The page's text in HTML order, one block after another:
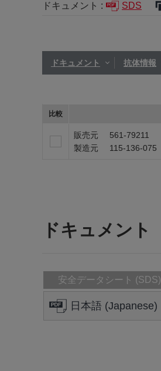
ドキュメント :
SDS
ドキュメント 抗体情報
比較
販売元
561-79211
製造元
115-136-075
ドキュメント
安全データシート (SDS)
日本語 (Japanese)